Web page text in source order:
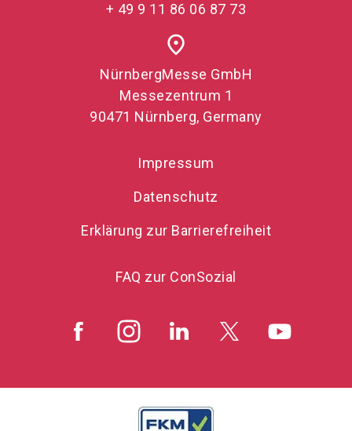
+ 49 9 11 86 06 87 73
place
NürnbergMesse GmbH
Messezentrum 1
90471 Nürnberg, Germany
Impressum
Datenschutz
Erklärung zur Barrierefreiheit
FAQ zur ConSozial